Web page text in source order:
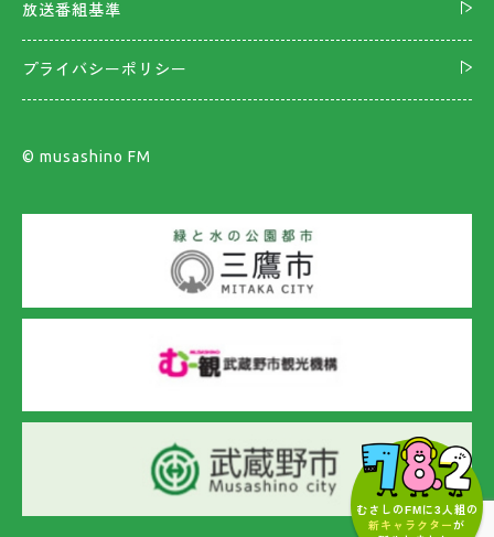
むさしのFMに3人組の
新キャラクターが
放送番組基準
プライバシーポリシー
©︎ musashino FM